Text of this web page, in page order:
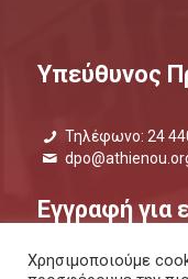
Υπεύθυνος
Τηλέφωνο: 24
Εγγραφή για
Μάθετε τι συμβαίνει
Χρησιμοποιούμε